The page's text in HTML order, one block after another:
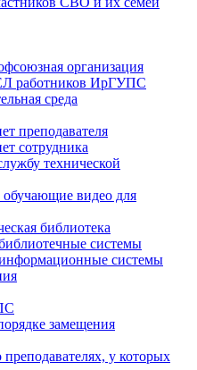
организация
ИрГУПС
среда
преподавателя
сотрудника
технической
видео для
библиотека
системы
системы
замещения
у которых